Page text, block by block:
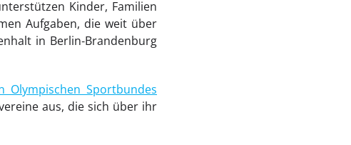
Kinder, Familien
Aufgaben, die weit über
in Berlin‑Brandenburg
Olympischen Sportbundes
aus, die sich über ihr